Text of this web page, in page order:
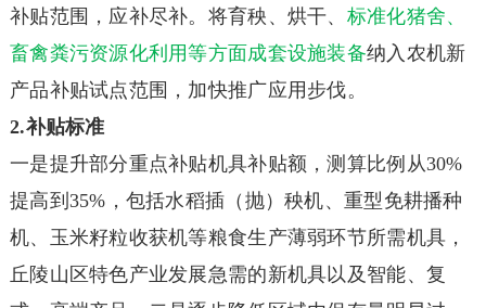
补贴范围，应补尽补。将育秧、烘干、 标准化猪舍、
畜禽粪污资源化利用等方面成套设施装备纳入农机新
产品补贴试点范围，加快推广应用步伐。
2.补贴标准
一是提升部分重点补贴机具补贴额，测算比例从30%
提高到35%，包括水稻插（抛）秧机、重型免耕播种
机、玉米籽粒收获机等粮食生产薄弱环节所需机具，
丘陵山区特色产业发展急需的新机具以及智能、复